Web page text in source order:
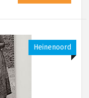
Heinenoord